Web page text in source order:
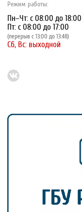
Режим работы:
Пн–Чт: с 08:00 до 18:00
Пт: с 08:00 до 17:00
(перерыв с 13:00 до 13:48)
Сб, Вс: выходной